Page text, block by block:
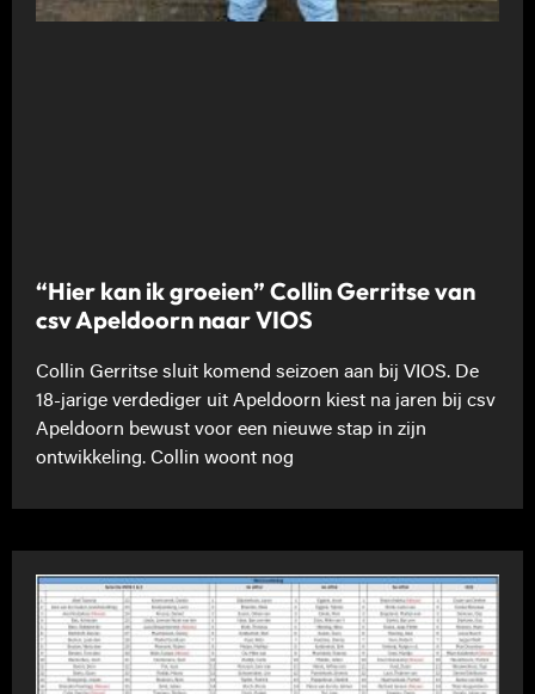
“Hier kan ik groeien” Collin Gerritse van
csv Apeldoorn naar VIOS
Collin Gerritse sluit komend seizoen aan bij VIOS. De
18-jarige verdediger uit Apeldoorn kiest na jaren bij csv
Apeldoorn bewust voor een nieuwe stap in zijn
ontwikkeling. Collin woont nog